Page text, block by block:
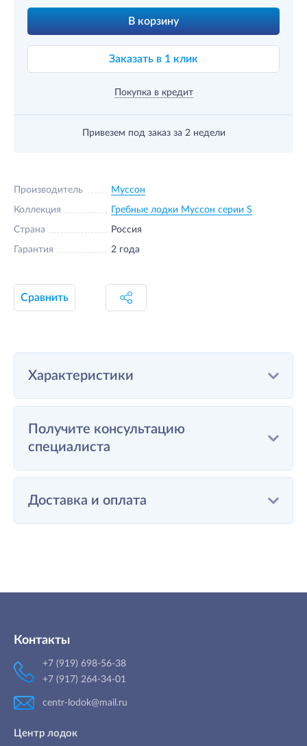
В корзину
Заказать в 1 клик
Покупка в кредит
Привезем под заказ за 2 недели
Производитель Муссон
Коллекция Гребные лодки Муссон серии S
Страна Россия
Гарантия 2 года
Сравнить
Характеристики
Получите консультацию
специалиста
Доставка и оплата
Контакты
+7 (919) 698-56-38
+7 (917) 264-34-01
centr-lodok@mail.ru
Центр лодок